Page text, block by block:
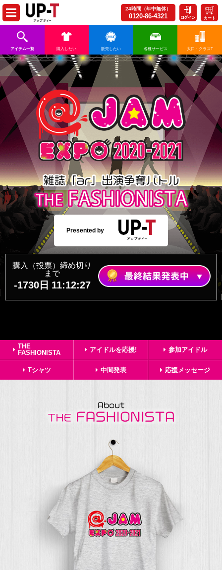
24時間（年中無休）
0120-86-4321 カート
アイテム一覧 購入したい 販売したい 各種サービス 大口・クラスT
Presented by
購入（投票）締め切り
まで
-1730日 11:12:27
THE
FASHIONISTA
アイドルを応援! 参加アイドル
Tシャツ 中間発表 応援メッセージ